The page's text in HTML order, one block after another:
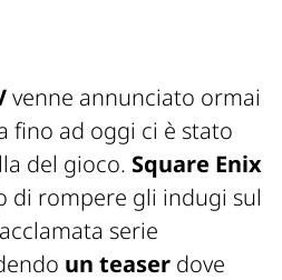
venne annunciato ormai
fino ad oggi ci è stato
del gioco. Square Enix
di rompere gli indugi sul
serie
un teaser dove